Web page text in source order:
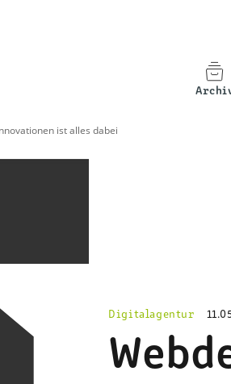
ist alles dabei
Digitalagentur